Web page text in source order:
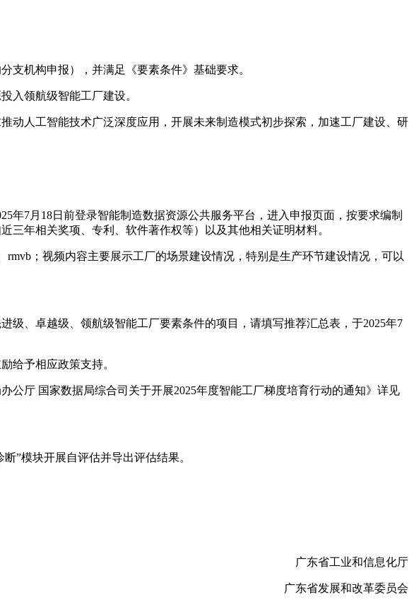
机构申报），并满足《要素条件》基础要求。
入领航级智能工厂建设。
人工智能技术广泛深度应用，开展未来制造模式初步探索，加速工厂建设、研
7月18日前登录智能制造数据资源公共服务平台，进入申报页面，按要求编制
年相关奖项、专利、软件著作权等）以及其他相关证明材料。
；视频内容主要展示工厂的场景建设情况，特别是生产环节建设情况，可以
、卓越级、领航级智能工厂要素条件的项目，请填写推荐汇总表，于2025年7
给予相应政策支持。
厅 国家数据局综合司关于开展2025年度智能工厂梯度培育行动的通知》详见
”模块开展自评估并导出评估结果。
广东省工业和信息化厅
广东省发展和改革委员会